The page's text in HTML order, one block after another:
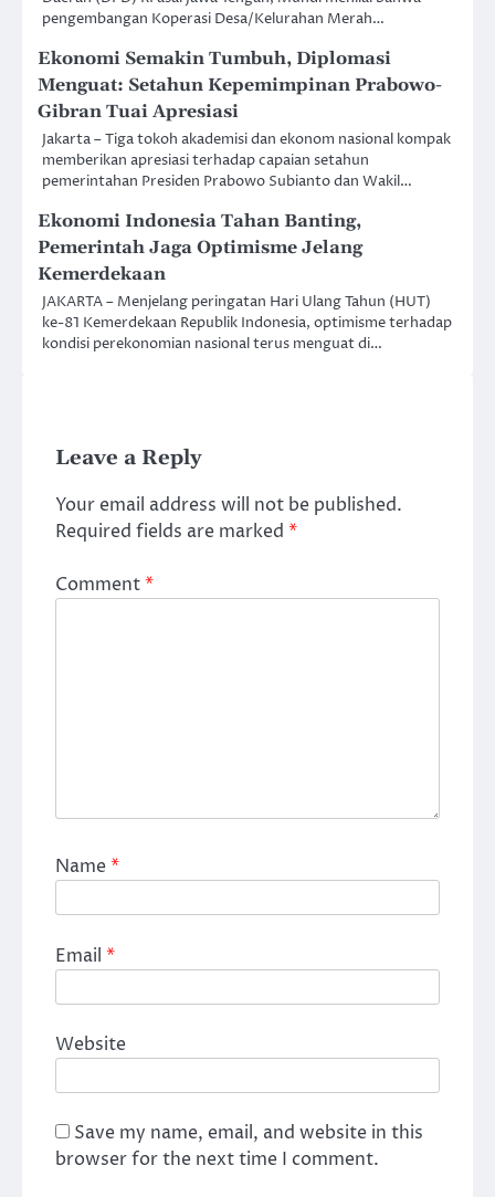
pengembangan Koperasi Desa/Kelurahan Merah…
Ekonomi Semakin Tumbuh, Diplomasi
Menguat: Setahun Kepemimpinan Prabowo-
Gibran Tuai Apresiasi
Jakarta – Tiga tokoh akademisi dan ekonom nasional kompak
memberikan apresiasi terhadap capaian setahun
pemerintahan Presiden Prabowo Subianto dan Wakil…
Ekonomi Indonesia Tahan Banting,
Pemerintah Jaga Optimisme Jelang
Kemerdekaan
JAKARTA – Menjelang peringatan Hari Ulang Tahun (HUT)
ke-81 Kemerdekaan Republik Indonesia, optimisme terhadap
kondisi perekonomian nasional terus menguat di…
Leave a Reply
Your email address will not be published.
Required fields are marked *
Comment*
Name*
Email *
Website
Save my name, email, and website in this
browser for the next time I comment.